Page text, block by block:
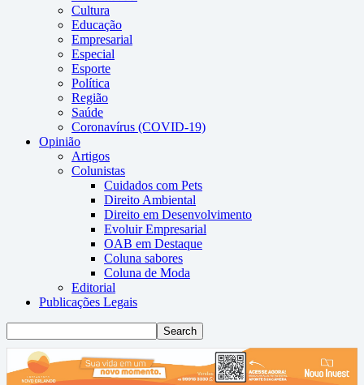
Cultura
Educação
Empresarial
Especial
Esporte
Política
Região
Saúde
Coronavírus (COVID-19)
Opinião
Artigos
Colunistas
Cuidados com Pets
Direito Ambiental
Direito em Desenvolvimento
Evoluir Empresarial
OAB em Destaque
Coluna sabores
Coluna de Moda
Editorial
Publicações Legais